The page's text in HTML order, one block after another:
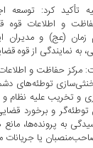
تأکید کرد: توسعه
و اطلاعات قوه
زمان (عج) و مدیران
به نمایندگی از قوه
مرکز حفاظت و
توطئه‌های
و تخریب علیه
توطئه‌گر و برخورد
به پرونده‌ها، مانع
یا